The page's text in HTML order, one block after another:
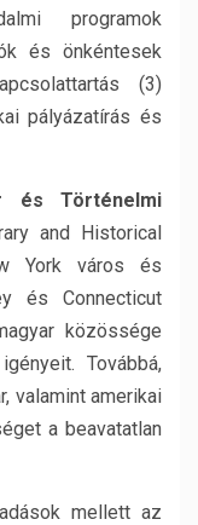
programok
és önkéntesek
(3)
pályázatírás és
és Történelmi
and Historical
York város és
és Connecticut
közössége
Továbbá,
valamint amerikai
a beavatatlan
mellett az